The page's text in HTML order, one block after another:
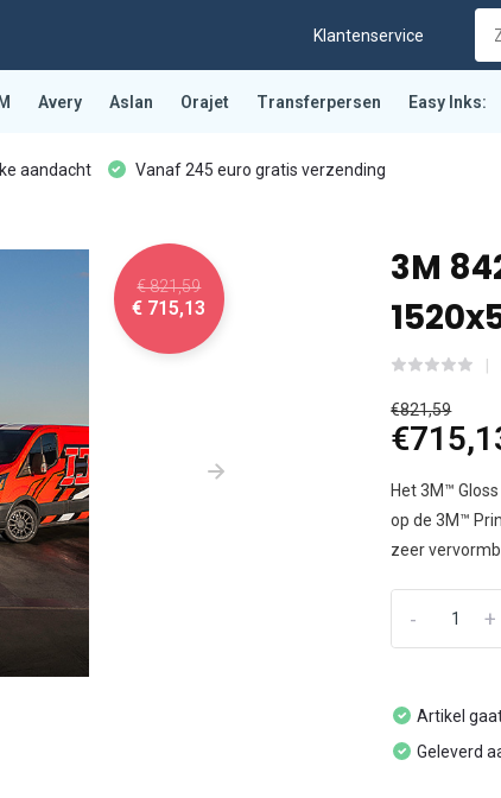
Klantenservice
Avery Aslan Orajet Transferpersen Easy Inks:
aandacht Vanaf 245 euro gratis verzending
€ 821,59
€ 715,13
3M
€821,59
Het 3M™
op de 3M™
zeer
+
-
Artikel
Geleverd